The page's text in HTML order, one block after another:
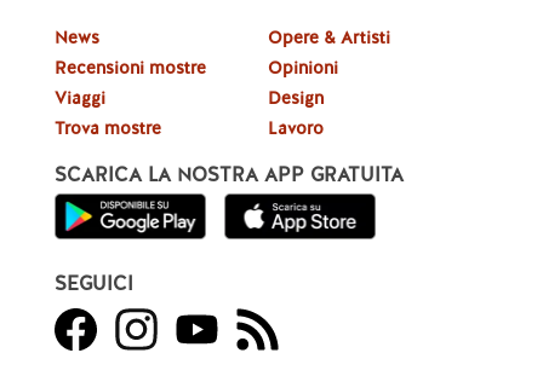
News
Recensioni mostre
Viaggi
Trova mostre
Opere & Artisti
Opinioni
Design
Lavoro
SCARICA LA NOSTRA APP GRATUITA
SEGUICI